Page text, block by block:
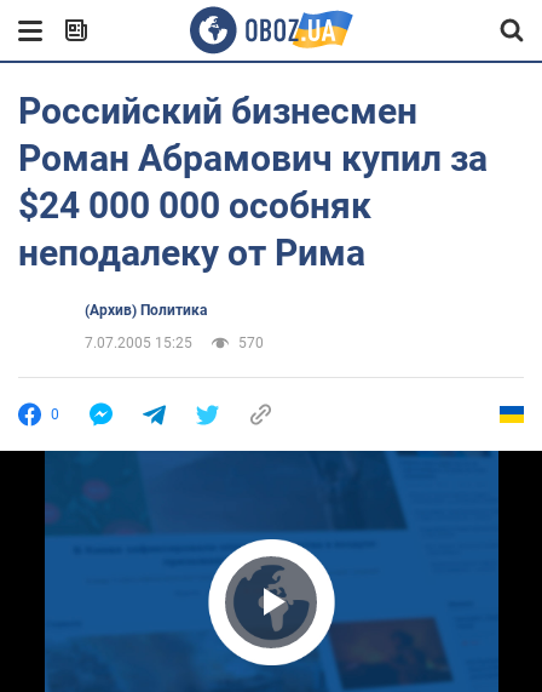
Российский бизнесмен
Роман Абрамович купил за
$24 000 000 особняк
неподалеку от Рима
(Архив) Политика
7.07.2005 15:25
570
0
Play Video